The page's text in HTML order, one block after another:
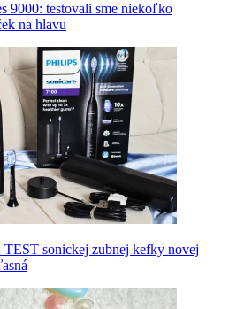
9000: testovali sme niekoľko
na hlavu
TEST sonickej zubnej kefky novej